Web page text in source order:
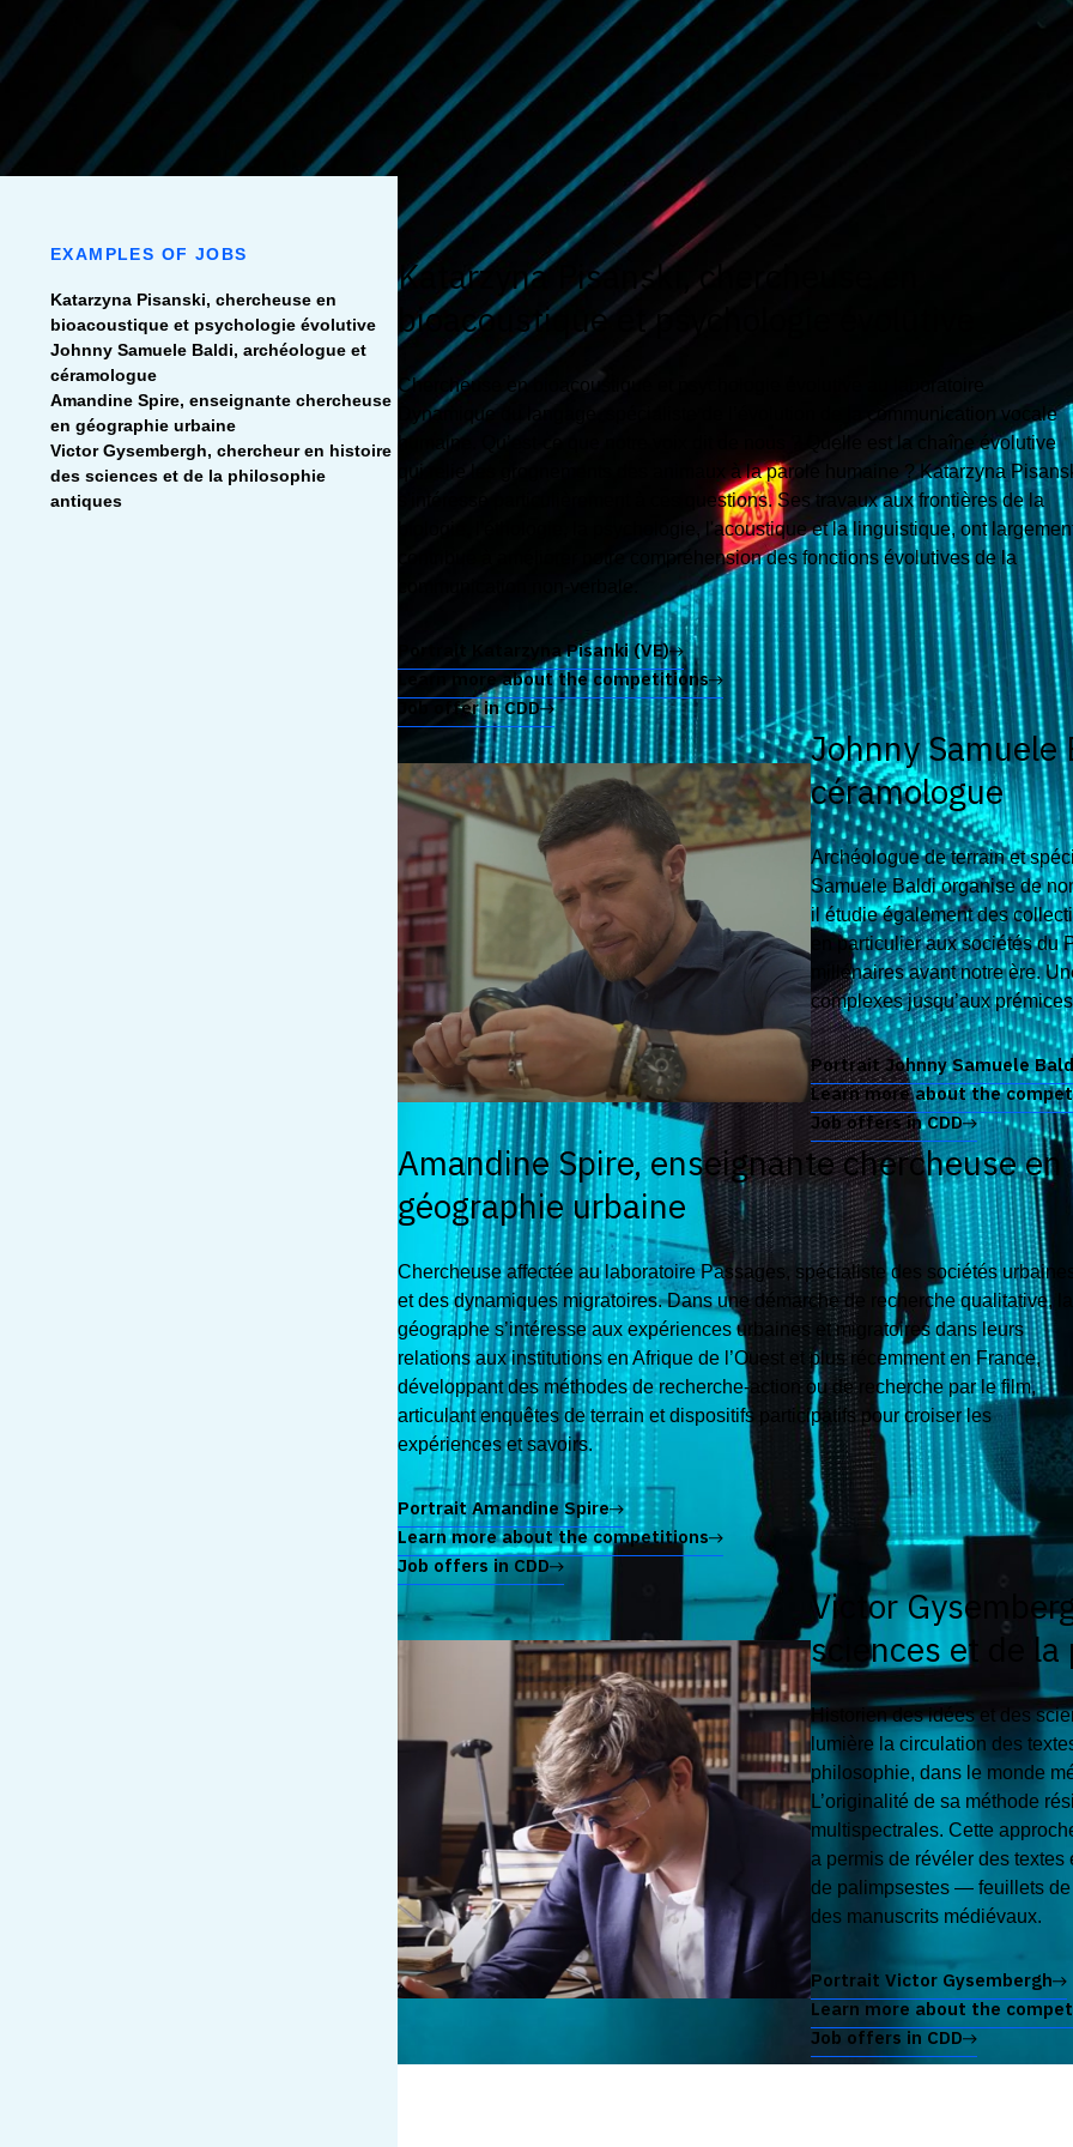
EXAMPLES OF JOBS
Katarzyna Pisanski, chercheuse en
bioacoustique et psychologie évolutive
Johnny Samuele Baldi, archéologue et
céramologue
Amandine Spire, enseignante chercheuse
en géographie urbaine
Victor Gysembergh, chercheur en histoire
des sciences et de la philosophie
antiques
Katarzyna Pisanski, chercheuse en
bioacoustique et psychologie évolutive
Chercheuse en bioacoustique et psychologie évolutive au laboratoire
Dynamique du langage, spécialiste de l’évolution de la communication vocale
humaine. Qu’est-ce que notre voix dit de nous ? Quelle est la chaîne évolutive
qui relie les grognements des animaux à la parole humaine ? Katarzyna
s'intéresse particulièrement à ces questions. Ses travaux aux frontières de la
biologie, l'éthologie, la psychologie, l'acoustique et la linguistique, ont
contribué à améliorer notre compréhension des fonctions évolutives de la
Portrait Katarzyna Pisanki (VE)
Learn more about the competitions
Job offer in CDD
Johnny Samuele
céramologue
Archéologue de terrain et
Samuele Baldi organise de
il étudie également des
en particulier aux sociétés du
millénaires avant notre ère.
complexes jusqu’aux
Portrait Johnny Samuele
Learn more about the
Job offers in CDD
Amandine Spire, enseignante chercheuse en
géographie urbaine
Chercheuse affectée au laboratoire Passages, spécialiste des sociétés
et des dynamiques migratoires. Dans une démarche de recherche qualitative, la
géographe s’intéresse aux expériences urbaines et migratoires dans leurs
relations aux institutions en Afrique de l’Ouest et plus récemment en France,
développant des méthodes de recherche-action ou de recherche par le film,
articulant enquêtes de terrain et dispositifs participatifs pour croiser les
expériences et savoirs.
Portrait Amandine Spire
Learn more about the competitions
Job offers in CDD
Victor
sciences et de
Historien des idées et des
lumière la circulation des
philosophie, dans le monde
L’originalité de sa méthode
multispectrales. Cette
a permis de révéler des
de palimpsestes — feuillets
des manuscrits médiévaux.
Portrait Victor Gysembergh
Learn more about the
Job offers in CDD